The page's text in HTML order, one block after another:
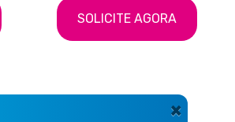
SOLICITE AGORA
×